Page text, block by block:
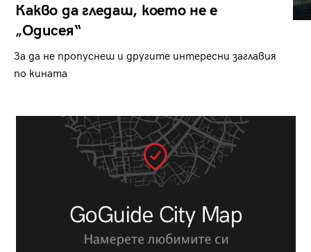
Какво да гледаш, което не е
„Одисея“
За да не пропуснеш и другите интересни заглавия
по кината